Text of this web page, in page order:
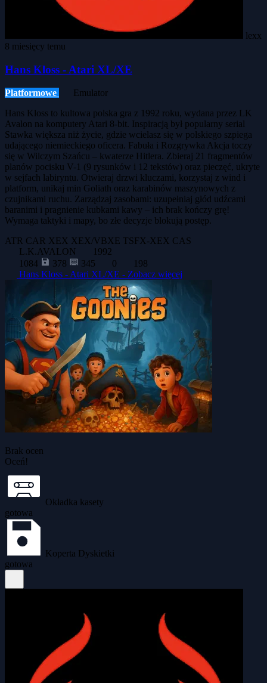
lexx
8 miesięcy temu
Hans Kloss - Atari XL/XE
Platformowe
Emulator
Hans Kloss to kultowa polska gra z 1992 roku, wydana przez LK
Avalon na komputery Atari 8-bit. Inspiracją był popularny serial
Stawka większa niż życie, gdzie wcielasz się w polskiego szpiega
udającego niemieckiego oficera. Fabuła i Rozgrywka Akcja toczy
się w Wilczym Szańcu – kwaterze Hitlera. Zbieraj 21 fragmentów
planów pocisku V-1 (9 rysunków i 12 tekstów) oraz pieczęć, ukryte
w sejfach labiryntu. Otwieraj drzwi kluczami, korzystaj z wind i
platform, unikaj min Goliath oraz karabinów maszynowych z
czujnikami ruchu. Zarządzaj zasobami: uzupełniaj głód udźcami
baranimi i pragnienie kubkami kawy – ich brak kończy grę!
Wymaga taktyki i mapy, bo złe decyzje blokują postęp.
ATR CAR XEX XEX/VBXE TSFX-XEX CAS
L.K.AVALON
1992
1084
378 345 0
198
Hans Kloss - Atari XL/XE - Zobacz więcej
Brak ocen
Oceń!
Okładka kasety
gotowa
Koperta Dyskietki
gotowa